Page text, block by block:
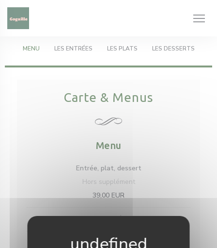
Cookie管理面板
Carte & Menus
Menu
Entrée, plat, dessert
Hors supplément
39,00 EUR
LES ENTRÉES
LES PLATS
MENU LES ENTRÉES LES PLATS LES DESSERTS